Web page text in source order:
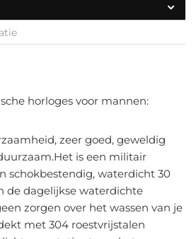
horloges voor mannen:
zeer goed, geweldig
is een militair
schokbestendig, waterdicht 30
de dagelijkse waterdichte
zorgen over het wassen van je
met 304 roestvrijstalen